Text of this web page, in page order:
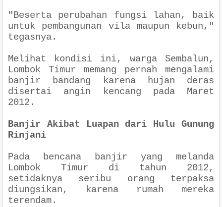
"Beserta perubahan fungsi lahan, baik
untuk pembangunan vila maupun kebun,"
tegasnya.
Melihat kondisi ini, warga Sembalun,
Lombok Timur memang pernah mengalami
banjir bandang karena hujan deras
disertai angin kencang pada Maret
2012.
Banjir Akibat Luapan dari Hulu Gunung
Rinjani
Pada bencana banjir yang melanda
Lombok Timur di tahun 2012,
setidaknya seribu orang terpaksa
diungsikan, karena rumah mereka
terendam.